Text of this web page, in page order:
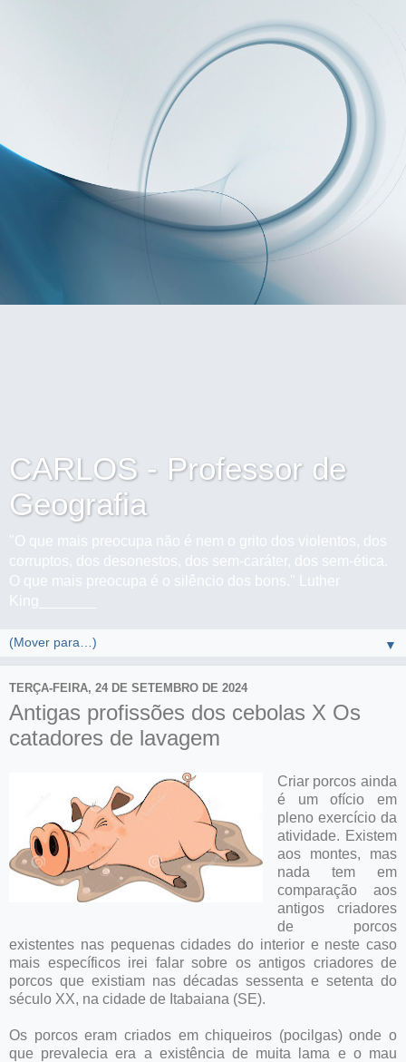
CARLOS - Professor de
Geografia
"O que mais preocupa não é nem o grito dos violentos, dos
corruptos, dos desonestos, dos sem-caráter, dos sem-ética.
O que mais preocupa é o silêncio dos bons." Luther
King_______
▼
TERÇA-FEIRA, 24 DE SETEMBRO DE 2024
Antigas profissões dos cebolas X Os
catadores de lavagem
Criar porcos ainda
é um ofício em
pleno exercício da
atividade. Existem
aos montes, mas
nada tem em
comparação aos
antigos criadores
de porcos
existentes nas pequenas cidades do interior e neste caso
mais específicos irei falar sobre os antigos criadores de
porcos que existiam nas décadas sessenta e setenta do
século XX, na cidade de Itabaiana (SE).
Os porcos eram criados em chiqueiros (pocilgas) onde o
que prevalecia era a existência de muita lama e o mau